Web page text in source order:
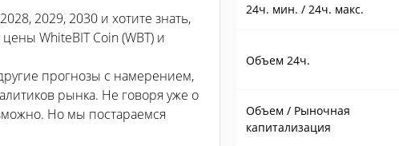
24ч. мин. / 24ч. макс.
Объем 24ч.
Объем / Рыночная
капитализация
2029, 2030 и хотите знать,
WhiteBIT Coin (WBT) и
прогнозы с намерением,
рынка. Не говоря уже о
Но мы постараемся